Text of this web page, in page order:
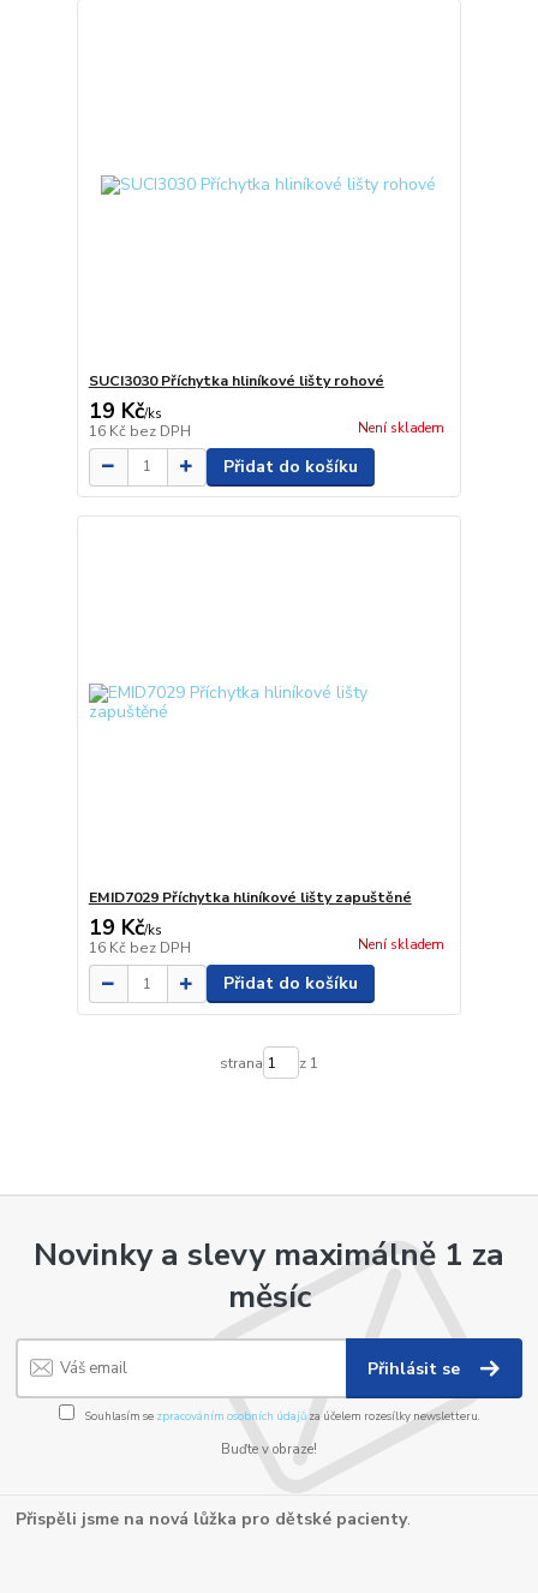
SUCI3030 Příchytka hliníkové lišty rohové
19 Kč/ks
16 Kč bez DPH Není skladem
Přidat do košíku
EMID7029 Příchytka hliníkové lišty zapuštěné
19 Kč/ks
16 Kč bez DPH Není skladem
Přidat do košíku
strana z 1
Novinky a slevy maximálně 1 za
měsíc
Přihlásit se
Souhlasím se zpracováním osobních údajůza účelem rozesílky newsletteru.
Buďte v obraze!
Přispěli jsme na nová lůžka pro dětské pacienty.